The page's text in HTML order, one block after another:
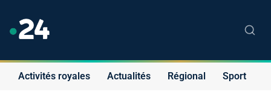
Activités royales Actualités Régional Sport